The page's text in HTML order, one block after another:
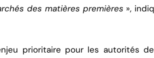
des matières premières »,
prioritaire pour les autorités